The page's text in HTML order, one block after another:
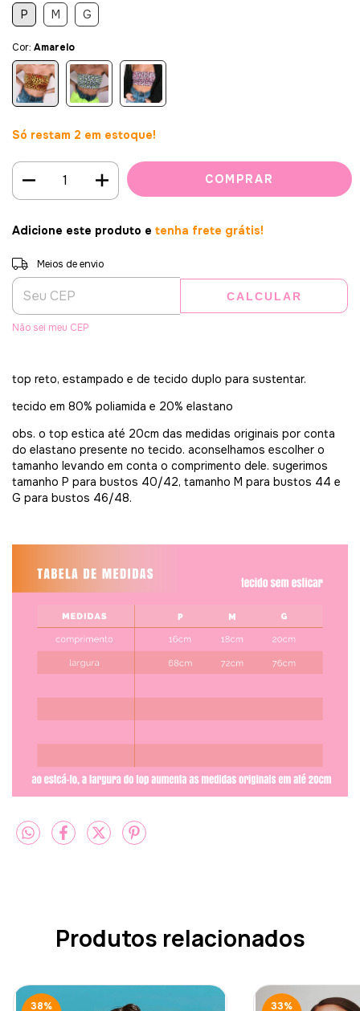
P M G
Cor: Amarelo
Só restam 2 em estoque!
Adicione este produto e tenha frete grátis!
Entregas para o CEP:
Meios de envio
CALCULAR
Não sei meu CEP
top reto, estampado e de tecido duplo para sustentar.
tecido em 80% poliamida e 20% elastano
obs. o top estica até 20cm das medidas originais por conta
do elastano presente no tecido. aconselhamos escolher o
tamanho levando em conta o comprimento dele. sugerimos
tamanho P para bustos 40/42, tamanho M para bustos 44 e
G para bustos 46/48.
Produtos relacionados
38%
33%